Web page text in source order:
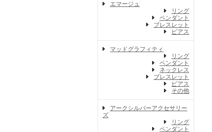
エマージュ
リング
ペンダント
ブレスレット
ピアス
マッドグラフィティ
リング
ペンダント
ネックレス
ブレスレット
ピアス
その他
アークシルバーアクセサリー
ズ
リング
ペンダント